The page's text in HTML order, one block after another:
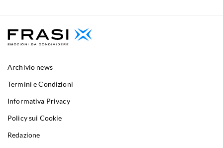
Archivio news
Termini e Condizioni
Informativa Privacy
Policy sui Cookie
Redazione